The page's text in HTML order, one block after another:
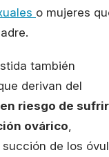
o mujeres
también
derivan del
riesgo de sufrir
ovárico
de los